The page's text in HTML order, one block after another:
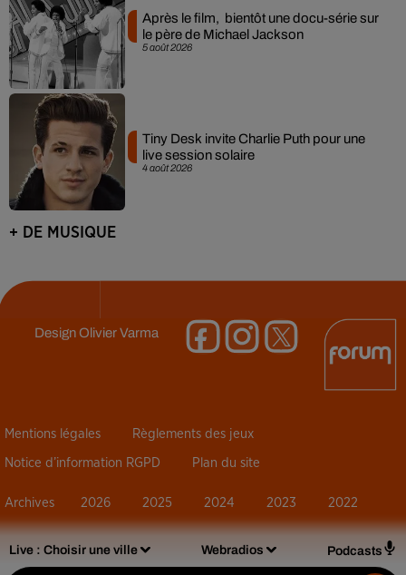
Live : Choisir une ville Webradios Podcasts
5 août 2026
Après le film, bientôt une docu-série sur
le père de Michael Jackson
4 août 2026
Tiny Desk invite Charlie Puth pour une
live session solaire
+ DE MUSIQUE
DesignOlivier Varma
Mentions légales Règlements des jeux
Notice d’information RGPD Plan du site
Archives 2026 2025 2024 2023 2022